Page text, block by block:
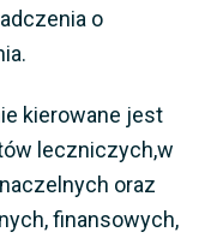
o
kierowane jest
leczniczych,w
oraz
finansowych,